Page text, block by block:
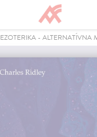
EZOTERIKA - ALTERNATÍVNA